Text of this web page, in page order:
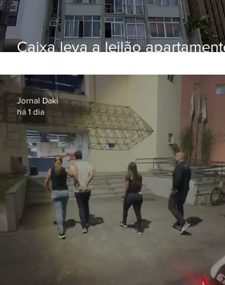
Caixa leva a leilão apartamento
Botafogo
Jornal Daki
há 1 dia